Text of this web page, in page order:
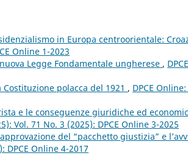
in Europa centroorientale:
Online 1-2023
Legge Fondamentale ungherese ,
polacca del 1921 , DPCE
e le conseguenze giuridiche ed
Vol. 71 No. 3 (2025): DPCE Online 3-2025
del “pacchetto giustizia” e
DPCE Online 4-2017